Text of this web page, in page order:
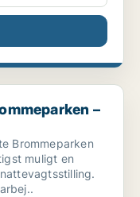
– SSA, SSH e...
–
Brommeparken
muligt en